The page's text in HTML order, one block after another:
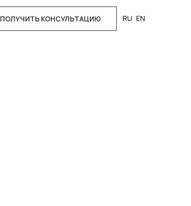
ПОЛУЧИТЬ КОНСУЛЬТАЦИЮ RU EN